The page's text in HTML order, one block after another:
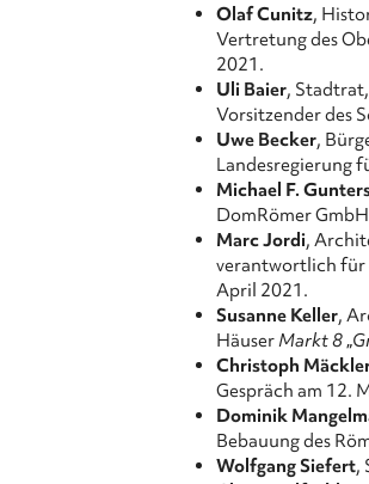
Olaf Cunitz,
Vertretung des
2021.
Uli Baier,
Vorsitzender des
Uwe Becker,
Landesregierung
Michael F.
DomRömer
Marc Jordi,
verantwortlich für
April 2021.
Susanne Keller,
HäuserMarkt 8„
Christoph
Gespräch am 12.
Dominik
Bebauung des
Wolfgang Siefert,